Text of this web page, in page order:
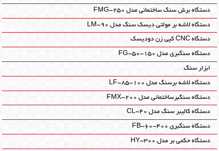
دستگاه برش سنگ ساختمانی مدل FMG-250
دستگاه لاشه بر مولتی دیسک سنگ مدل LM-90
دستگاه CNC کپی زن دودیسک
دستگاه سنگبری مدل FG-50-150
ابزار سنگ
دستگاه لاشه برسنگ مدل LF-85-100
دستگاه سنگبرساختمانی مدل FMX-200
دستگاه کالیبر سنگ مدل CL-40
دستگاه سنگبری FB-60-400
دستگاه حکمی بر مدل HY-300